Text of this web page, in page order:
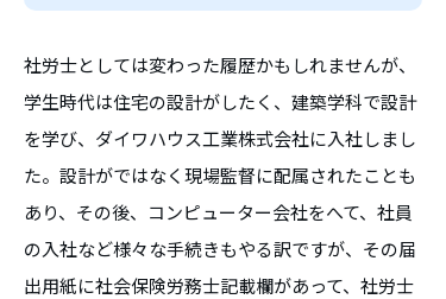
社労士としては変わった履歴かもしれませんが、
学生時代は住宅の設計がしたく、建築学科で設計
を学び、ダイワハウス工業株式会社に入社しまし
た。設計がではなく現場監督に配属されたことも
あり、その後、コンピューター会社をへて、社員
の入社など様々な手続きもやる訳ですが、その届
出用紙に社会保険労務士記載欄があって、社労士